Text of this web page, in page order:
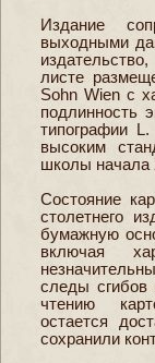
Издание
выходными
листе
Sohn Wien с
подлинность
типографии
высоким
школы начала
Состояние
столетнего
бумажную
включая
следы сгибов
чтению
остается
сохранили